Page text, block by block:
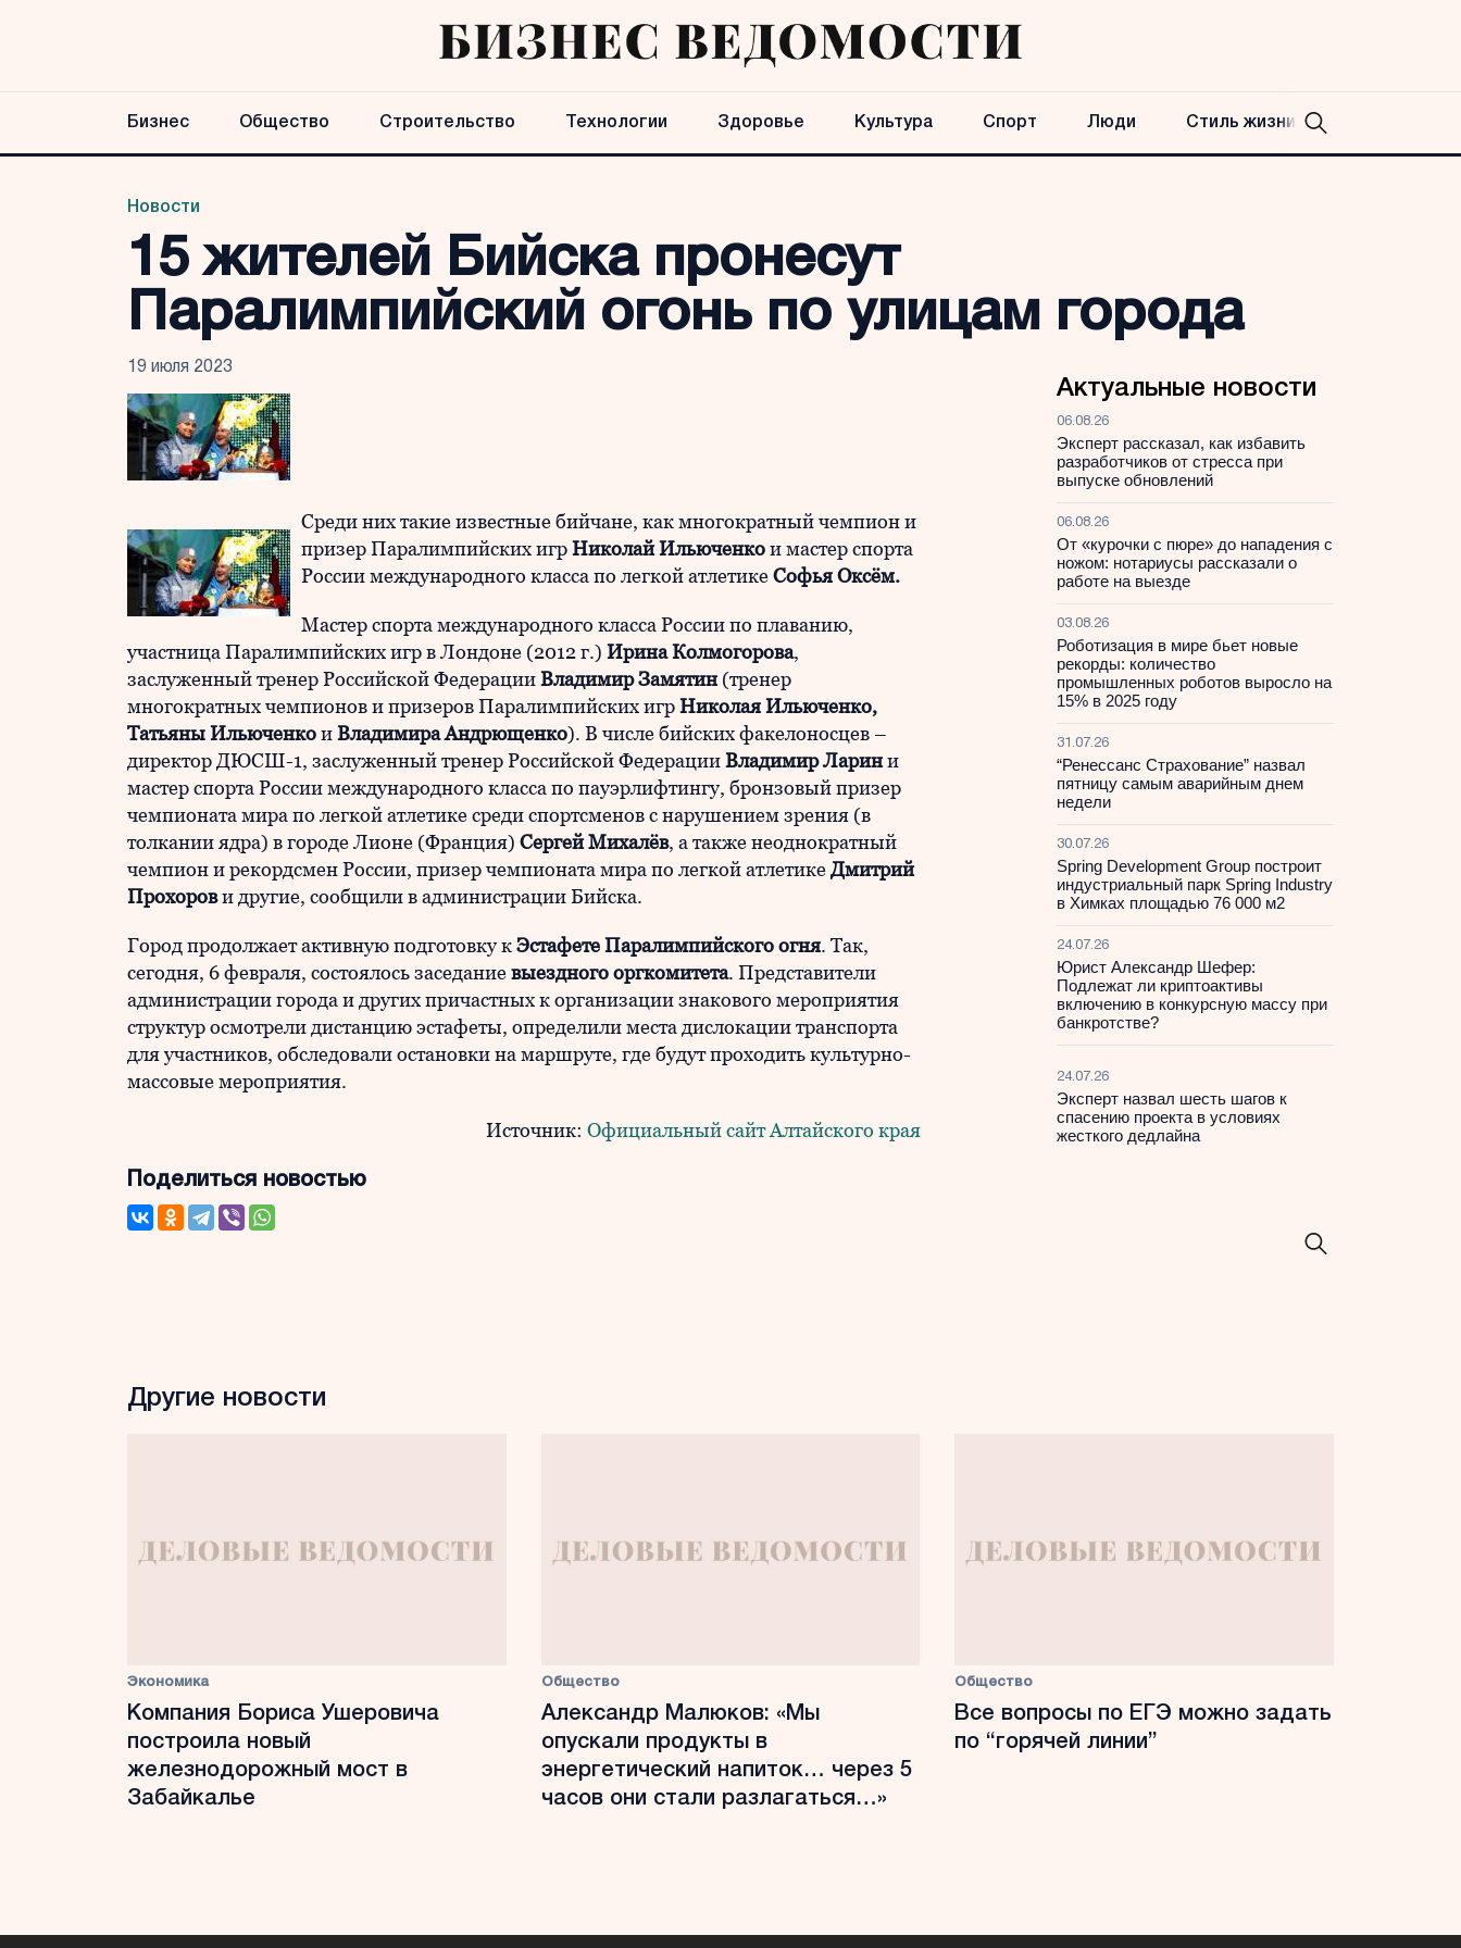
Бизнес Общество Строительство Технологии Здоровье Культура Спорт Люди Стиль жизни
Новости
15 жителей Бийска пронесут
Паралимпийский огонь по улицам города
19 июля 2023
Среди них такие известные бийчане, как многократный чемпион и
призер Паралимпийских игрНиколай Ильюченкои мастер спорта
России международного класса по легкой атлетикеСофья Оксём.
Мастер спорта международного класса России по плаванию,
участница Паралимпийских игр в Лондоне (2012 г.) Ирина Колмогорова,
заслуженный тренер Российской ФедерацииВладимир Замятин (тренер
многократных чемпионов и призеров Паралимпийских игрНиколаяИльюченко,
Татьяны ИльюченкоиВладимира Андрющенко). В числе бийских факелоносцев –
директор ДЮСШ-1, заслуженный тренер Российской ФедерацииВладимир Ларини
мастер спорта России международного класса по пауэрлифтингу, бронзовый призер
чемпионата мира по легкой атлетике среди спортсменов с нарушением зрения (в
толкании ядра) в городе Лионе (Франция) Сергей Михалёв, а также неоднократный
чемпион и рекордсмен России, призер чемпионата мира по легкой атлетикеДмитрий
Прохорови другие, сообщили в администрации Бийска.
Город продолжает активную подготовку кЭстафете Паралимпийского огня. Так,
сегодня, 6 февраля, состоялось заседаниевыездного оргкомитета. Представители
администрации города и других причастных к организации знакового мероприятия
структур осмотрели дистанцию эстафеты, определили места дислокации транспорта
для участников, обследовали остановки на маршруте, где будут проходить культурно-
массовые мероприятия.
Источник: Официальный сайт Алтайского края
Поделиться новостью
Актуальные новости
06.08.26
Эксперт рассказал, как избавить
разработчиков от стресса при
выпуске обновлений
06.08.26
От «курочки с пюре» до нападения с
ножом: нотариусы рассказали о
работе на выезде
03.08.26
Роботизация в мире бьет новые
рекорды: количество
промышленных роботов выросло на
15% в 2025 году
31.07.26
“Ренессанс Страхование” назвал
пятницу самым аварийным днем
недели
30.07.26
Spring Development Group построит
индустриальный парк Spring Industry
в Химках площадью 76 000 м2
24.07.26
Юрист Александр Шефер:
Подлежат ли криптоактивы
включению в конкурсную массу при
банкротстве?
24.07.26
Эксперт назвал шесть шагов к
спасению проекта в условиях
жесткого дедлайна
Другие новости
Экономика
Компания Бориса Ушеровича
построила новый
железнодорожный мост в
Забайкалье
Общество
Александр Малюков: «Мы
опускали продукты в
энергетический напиток… через 5
часов они стали разлагаться…»
Общество
Все вопросы по ЕГЭ можно задать
по “горячей линии”